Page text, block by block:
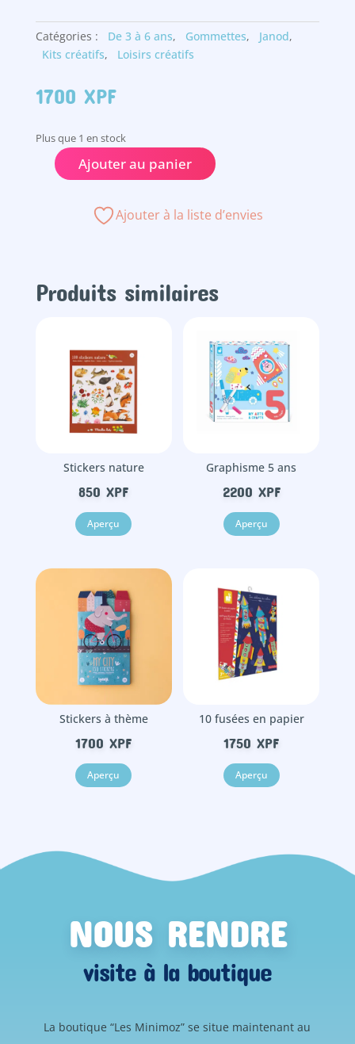
Catégories : De 3 à 6 ans, Gommettes, Janod,
Kits créatifs, Loisirs créatifs
1700 XPF
Plus que 1 en stock
quantitéAjouter au panier
Ajouter à la liste d’envies
Produits similaires
Stickers nature
850XPF
Aperçu
Graphisme 5 ans
2200 XPF
Aperçu
Stickers à thème
1700XPF
Aperçu
10 fusées en papier
1750XPF
Aperçu
NOUS RENDRE
visite à la boutique
La boutique “Les Minimoz” se situe maintenant au